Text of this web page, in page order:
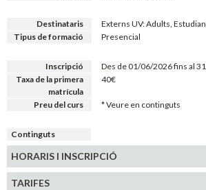
Destinataris
Externs UV: Adults,
Tipus de formació
Presencial
Inscripció
Des de 01/06/2026 fins al
Taxa de la primera
matrícula
40€
Preu del curs * Veure en continguts
Continguts
HORARIS I INSCRIPCIÓ
TARIFES